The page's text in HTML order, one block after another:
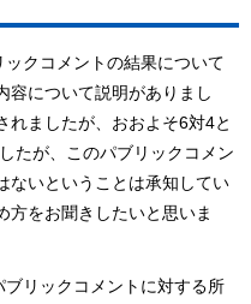
クコメントの結果について
容について説明がありまし
れましたが、おおよそ6対4と
たが、このパブリックコメン
ないということは承知してい
方をお聞きしたいと思いま
リックコメントに対する所